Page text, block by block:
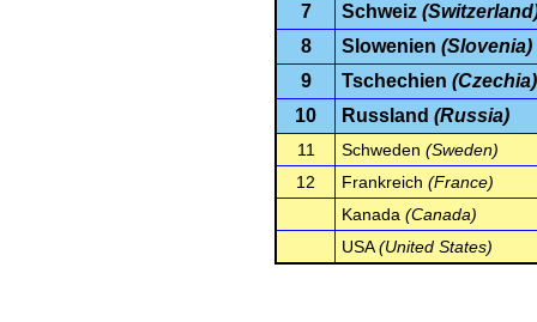
7
Schweiz
8
Slowenien (Slovenia)
9
Tschechien (Czechia)
10
Russland (Russia)
11 Schweden (Sweden)
12
Frankreich (France)
Kanada (Canada)
USA(United States)